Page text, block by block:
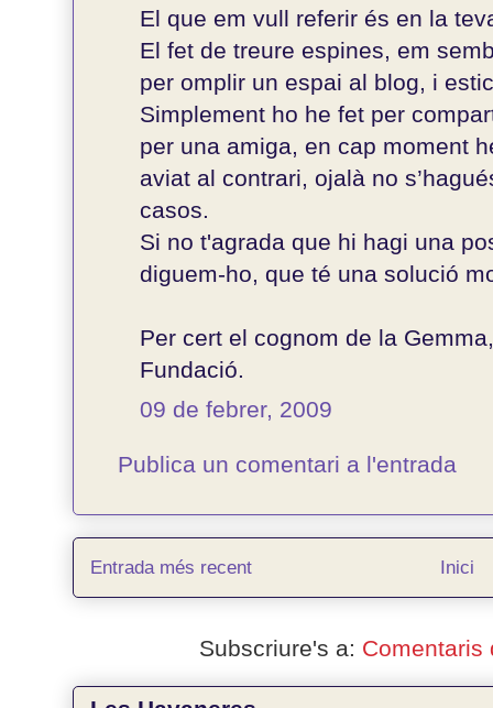
El que em vull referir és en la
El fet de treure espines, em
per omplir un espai al blog, i
Simplement ho he fet per
per una amiga, en cap moment
aviat al contrari, ojalà no
casos.
Si no t'agrada que hi hagi una
diguem-ho, que té una solució
Per cert el cognom de la
Fundació.
09 de febrer, 2009
Publica un comentari a l'entrada
Entrada més recent Inici
Subscriure's a: Comentaris